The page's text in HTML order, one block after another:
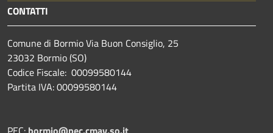
CONTATTI
Comune di Bormio Via Buon Consiglio, 25
23032 Bormio (SO)
Codice Fiscale: 00099580144
Partita IVA: 00099580144